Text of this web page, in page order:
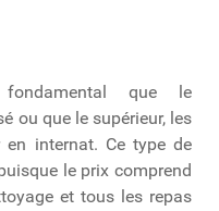
fondamental que le
ou que le supérieur, les
en internat. Ce type de
le prix comprend
et tous les repas